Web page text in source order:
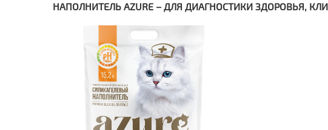
НАПОЛНИТЕЛЬ AZURE – ДЛЯ ДИАГНОСТИКИ ЗДОРОВЬЯ,